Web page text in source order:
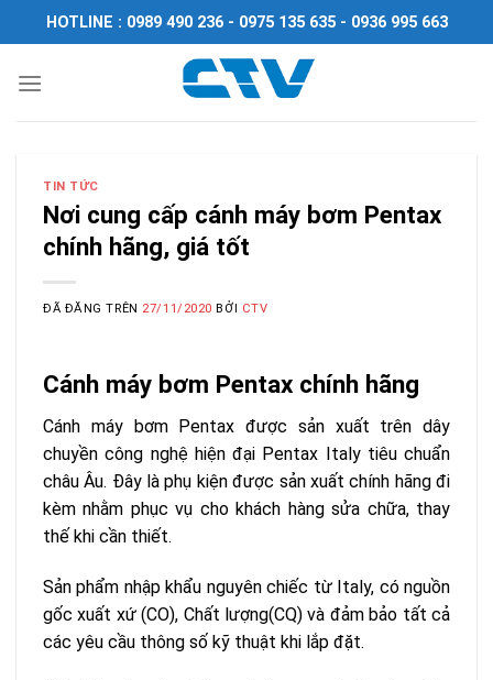
Chuyển
đến
dung
HOTLINE : 0989 490 236 - 0975 135 635 - 0936 995 663
TIN TỨC
Nơi cung cấp cánh máy bơm Pentax
chính hãng, giá tốt
ĐÃ ĐĂNG TRÊN 27/11/2020 BỞI CTV
Cánh máy bơm Pentax chính hãng
Cánh máy bơm Pentax được sản xuất trên dây
chuyền công nghệ hiện đại Pentax Italy tiêu chuẩn
châu Âu. Đây là phụ kiện được sản xuất chính hãng đi
kèm nhằm phục vụ cho khách hàng sửa chữa, thay
thế khi cần thiết.
Sản phẩm nhập khẩu nguyên chiếc từ Italy, có nguồn
gốc xuất xứ (CO), Chất lượng(CQ) và đảm bảo tất cả
các yêu cầu thông số kỹ thuật khi lắp đặt.